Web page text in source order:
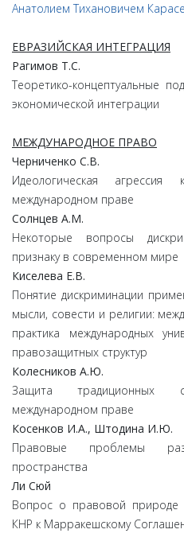
Анатолием Тихановичем
ЕВРАЗИЙСКАЯ ИНТЕГРАЦИЯ
Рагимов Т.С.
Теоретико-концептуальные
экономической интеграции
МЕЖДУНАРОДНОЕ ПРАВО
Черниченко С.В.
Идеологическая
международном праве
Солнцев А.М.
Некоторые вопросы
признаку в современном мире
Киселева Е.В.
Понятие дискриминации
мысли, совести и религии:
практика международных
правозащитных структур
Колесников А.Ю.
Защита традиционных
международном праве
Косенков И.А., Штодина И.Ю.
Правовые проблемы
пространства
Ли Сюй
Вопрос о правовой природе
КНР к Марракешскому